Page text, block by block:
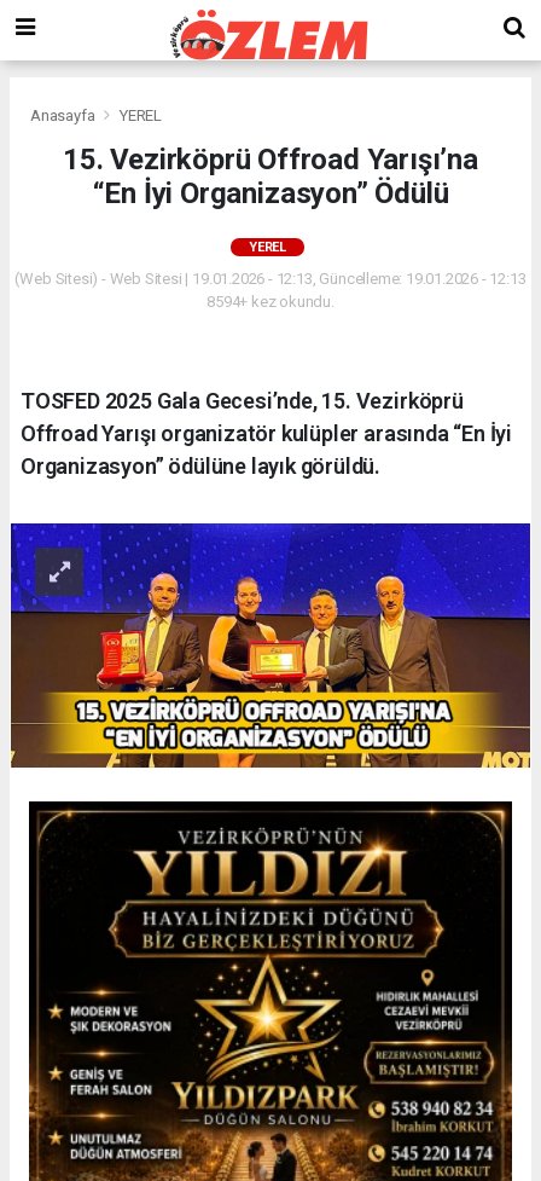
Anasayfa YEREL
15. Vezirköprü Offroad Yarışı’na
“En İyi Organizasyon” Ödülü
YEREL
(Web Sitesi) - Web Sitesi | 19.01.2026 - 12:13, Güncelleme: 19.01.2026 - 12:13
8594+ kez okundu.
TOSFED 2025 Gala Gecesi’nde, 15. Vezirköprü
Offroad Yarışı organizatör kulüpler arasında “En İyi
Organizasyon” ödülüne layık görüldü.